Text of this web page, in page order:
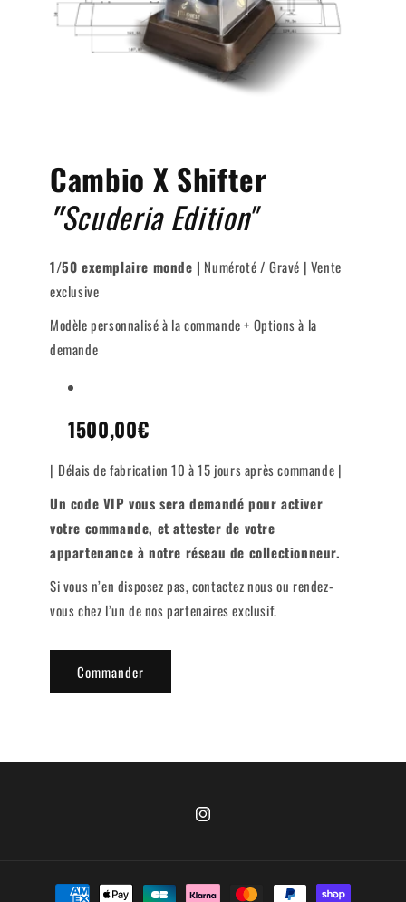
Cambio X Shifter
"Scuderia Edition"
1/50 exemplaire monde | Numéroté / Gravé | Vente
exclusive
Modèle personnalisé à la commande + Options à la
demande
1500,00€
| Délais de fabrication 10 à 15 jours après commande |
Un code VIP vous sera demandé pour activer
votre commande, et attester de votre
appartenance à notre réseau de collectionneur.
Si vous n’en disposez pas, contactez nous ou rendez-
vous chez l’un de nos partenaires exclusif.
Commander
Instagram
Moyens